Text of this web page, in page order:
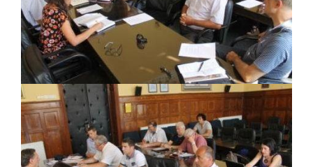
BORCE VOJSKE REPUBLIKE SRPSKE U STANjU
SOCIJALNE POTREBE
Obrasci zahtjeva za regresirano gorivo
dostupni od 13. marta do 15. novembra
Zahtjev za izdavanje PONOSNE KARTICE
Obavještenje o zabrani saobraćaja 6. i 7.
avgusta
Obavještenje za preduzetnika - Vera Ujić